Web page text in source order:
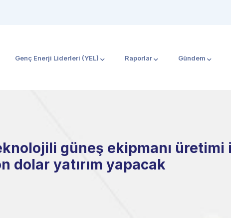
Genç Enerji Liderleri (YEL) Raporlar Gündem
güneş ekipmanı üretimi
dolar yatırım yapacak